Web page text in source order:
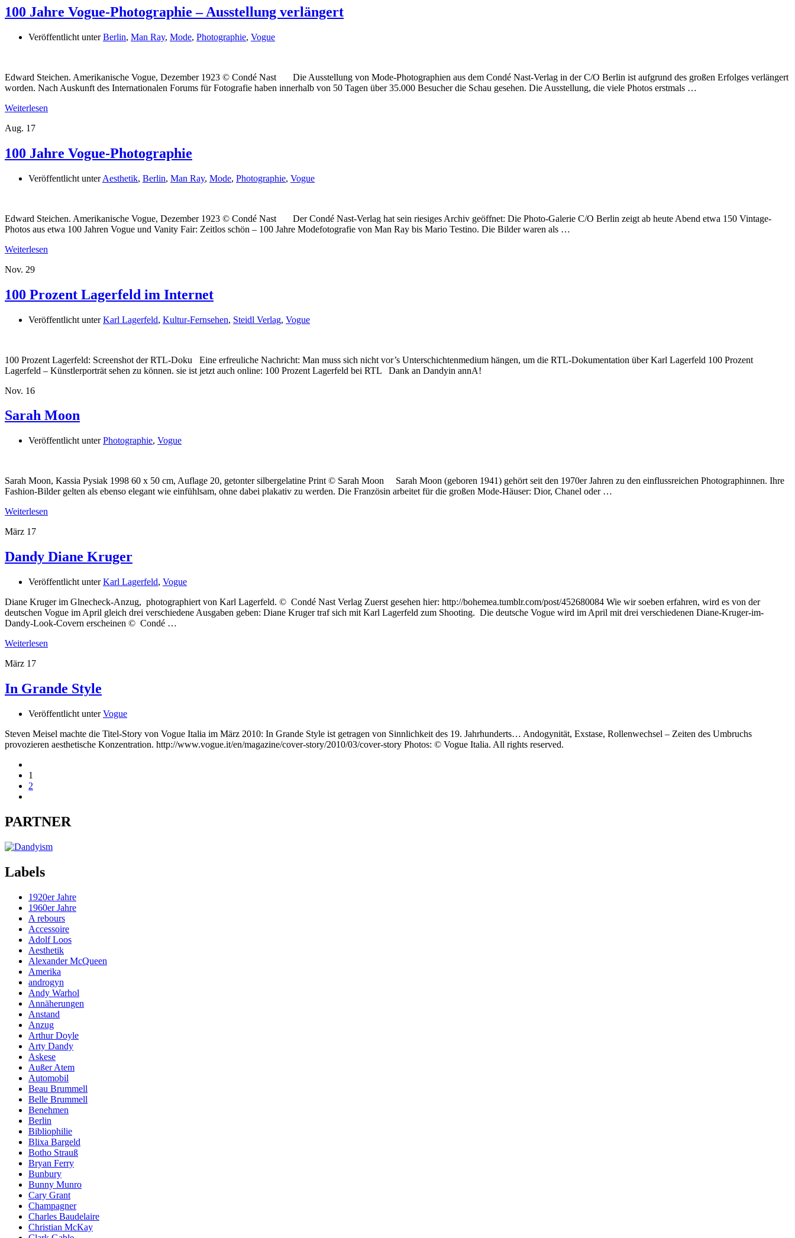
100 Jahre Vogue-Photographie – Ausstellung verlängert
Veröffentlicht unterBerlin, Man Ray, Mode, Photographie, Vogue
Edward Steichen. Amerikanische Vogue, Dezember 1923 © Condé Nast Die Ausstellung von Mode-Photographien aus dem Condé Nast-Verlag in der C/O Berlin ist aufgrund des großen Erfolges verlängert
worden. Nach Auskunft des Internationalen Forums für Fotografie haben innerhalb von 50 Tagen über 35.000 Besucher die Schau gesehen. Die Ausstellung, die viele Photos erstmals …
Weiterlesen
Aug. 17
100 Jahre Vogue-Photographie
Veröffentlicht unterAesthetik, Berlin, Man Ray, Mode, Photographie, Vogue
Edward Steichen. Amerikanische Vogue, Dezember 1923 © Condé Nast Der Condé Nast-Verlag hat sein riesiges Archiv geöffnet: Die Photo-Galerie C/O Berlin zeigt ab heute Abend etwa 150 Vintage-
Photos aus etwa 100 Jahren Vogue und Vanity Fair: Zeitlos schön – 100 Jahre Modefotografie von Man Ray bis Mario Testino. Die Bilder waren als …
Weiterlesen
Nov. 29
100 Prozent Lagerfeld im Internet
Veröffentlicht unterKarl Lagerfeld, Kultur-Fernsehen, Steidl Verlag, Vogue
100 Prozent Lagerfeld: Screenshot der RTL-Doku Eine erfreuliche Nachricht: Man muss sich nicht vor’s Unterschichtenmedium hängen, um die RTL-Dokumentation über Karl Lagerfeld 100 Prozent
Lagerfeld – Künstlerporträt sehen zu können. sie ist jetzt auch online: 100 Prozent Lagerfeld bei RTL Dank an Dandyin annA!
Nov. 16
Sarah Moon
Veröffentlicht unterPhotographie, Vogue
Sarah Moon, Kassia Pysiak 1998 60 x 50 cm, Auflage 20, getonter silbergelatine Print © Sarah Moon Sarah Moon (geboren 1941) gehört seit den 1970er Jahren zu den einflussreichen Photographinnen. Ihre
Fashion-Bilder gelten als ebenso elegant wie einfühlsam, ohne dabei plakativ zu werden. Die Französin arbeitet für die großen Mode-Häuser: Dior, Chanel oder …
Weiterlesen
März 17
Dandy Diane Kruger
Veröffentlicht unterKarl Lagerfeld, Vogue
Diane Kruger im Glnecheck-Anzug, photographiert von Karl Lagerfeld. © Condé Nast Verlag Zuerst gesehen hier: http://bohemea.tumblr.com/post/452680084 Wie wir soeben erfahren, wird es von der
deutschen Vogue im April gleich drei verschiedene Ausgaben geben: Diane Kruger traf sich mit Karl Lagerfeld zum Shooting. Die deutsche Vogue wird im April mit drei verschiedenen Diane-Kruger-im-
Dandy-Look-Covern erscheinen © Condé …
Weiterlesen
März 17
In Grande Style
Veröffentlicht unterVogue
Steven Meisel machte die Titel-Story von Vogue Italia im März 2010: In Grande Style ist getragen von Sinnlichkeit des 19. Jahrhunderts… Andogynität, Exstase, Rollenwechsel – Zeiten des Umbruchs
provozieren aesthetische Konzentration. http://www.vogue.it/en/magazine/cover-story/2010/03/cover-story Photos: © Vogue Italia. All rights reserved.
1
2
PARTNER
Labels
1920er Jahre
1960er Jahre
A rebours
Accessoire
Adolf Loos
Aesthetik
Alexander McQueen
Amerika
androgyn
Andy Warhol
Annäherungen
Anstand
Anzug
Arthur Doyle
Arty Dandy
Askese
Außer Atem
Automobil
Beau Brummell
Belle Brummell
Benehmen
Berlin
Bibliophilie
Blixa Bargeld
Botho Strauß
Bryan Ferry
Bunbury
Bunny Munro
Cary Grant
Champagner
Charles Baudelaire
Christian McKay